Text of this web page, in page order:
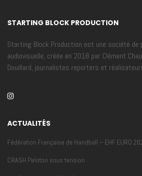
STARTING BLOCK PRODUCTION
Starting Block Production est une société de
audiovisuelle, créée en 2018 par Clément
Douillard, journalistes reporters et
ACTUALITÉS
Fédération Française de Handball – EHF EURO
CRASH Peloton sous tension